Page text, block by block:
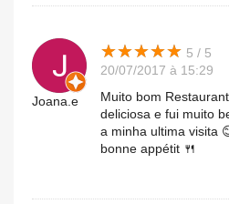
Joana.e
★★★★★
★★★★★ 5 / 5
20/07/2017 à 15:29
Muito bom
deliciosa e fui muito
a minha ultima visita
bonne appétit 🍴